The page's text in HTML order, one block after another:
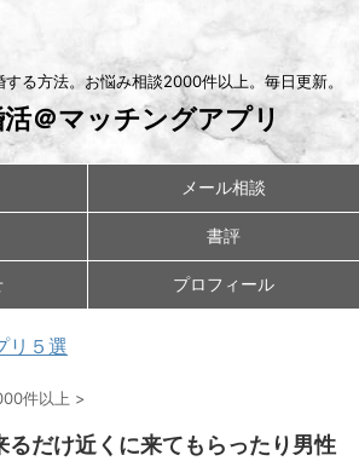
る方法。お悩み相談2000件以上。毎日更新。
＠マッチングアプリ
メール相談
書評
プロフィール
リ５選
件以上 >
るだけ近くに来てもらったり男性